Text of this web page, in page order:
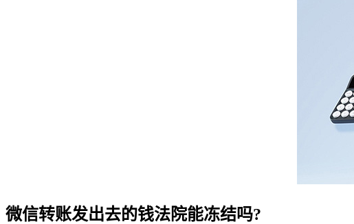
微信转账发出去的钱法院能冻结吗?